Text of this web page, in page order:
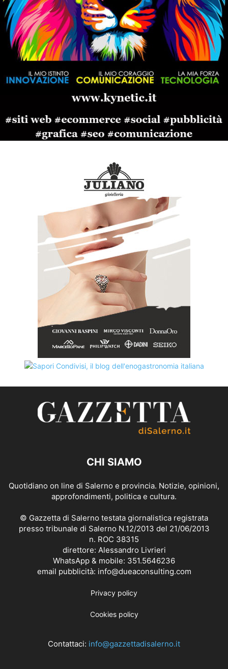
CHI SIAMO
Quotidiano on line di Salerno e provincia. Notizie, opinioni,
approfondimenti, politica e cultura.
© Gazzetta di Salerno testata giornalistica registrata
presso tribunale di Salerno N.12/2013 del 21/06/2013
n. ROC 38315
direttore: Alessandro Livrieri
WhatsApp & mobile: 351.5646236
email pubblicità: info@dueaconsulting.com
Privacy policy
Cookies policy
Contattaci: info@gazzettadisalerno.it